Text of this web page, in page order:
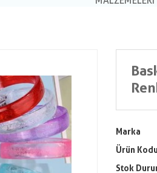
Marka
Ürün Kodu
Stok